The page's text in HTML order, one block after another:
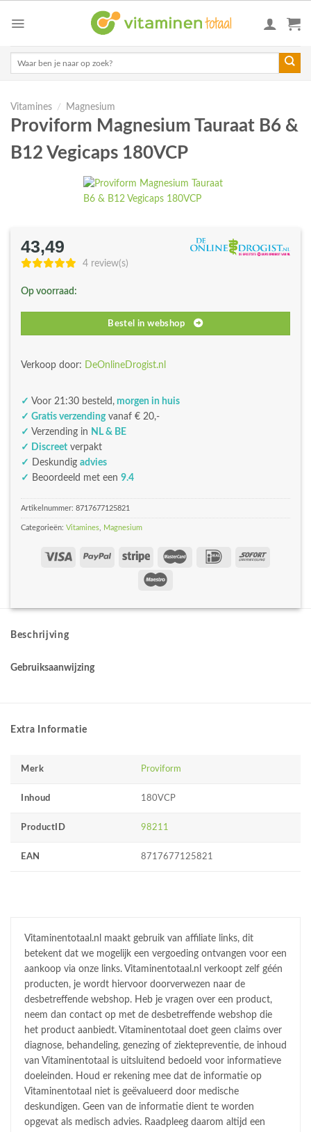
Vitamines / Magnesium
Proviform Magnesium Tauraat B6 &
B12 Vegicaps 180VCP
43,49
4 review(s)
Op voorraad:
Bestel in webshop
Verkoop door: DeOnlineDrogist.nl
✓ Voor 21:30 besteld, morgen in huis
✓ Gratis verzendingvanaf € 20,-
✓ Verzending in NL & BE
✓ Discreet verpakt
✓
Deskundig advies
✓ Beoordeeld met een 9.4
Artikelnummer: 8717677125821
Categorieën: Vitamines Magnesium
Beschrijving
Gebruiksaanwijzing
Extra Informatie
Merk Proviform
Inhoud 180VCP
ProductID 98211
EAN 8717677125821
Vitaminentotaal.nl maakt gebruik van affiliate links, dit
betekent dat we mogelijk een vergoeding ontvangen voor een
aankoop via onze links. Vitaminentotaal.nl verkoopt zelf géén
producten, je wordt hiervoor doorverwezen naar de
desbetreffende webshop. Heb je vragen over een product,
neem dan contact op met de desbetreffende webshop die
het product aanbiedt. Vitaminentotaal doet geen claims over
diagnose, behandeling, genezing of ziektepreventie, de inhoud
van Vitaminentotaal is uitsluitend bedoeld voor informatieve
doeleinden. Houd er rekening mee dat de informatie op
Vitaminentotaal niet is geëvalueerd door medische
deskundigen. Geen van de informatie dient te worden
opgevat als medisch advies. Raadpleeg daarom altijd een